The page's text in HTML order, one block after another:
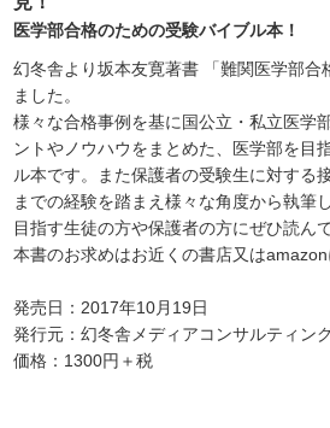
医学部合格のための受験バイブル本！
幻冬舎より坂本友寛著書 「難関医学部合
ました。
様々な合格事例を基に国公立・私立医学
ントやノウハウをまとめた、医学部を目
ル本です。また保護者の受験生に対する
までの経験を踏まえ様々な角度から執筆
目指す生徒の方や保護者の方にぜひ読ん
本書のお求めはお近くの書店又はamazon
発売日：2017年10月19日
発行元：幻冬舎メディアコンサルティン
価格：1300円＋税